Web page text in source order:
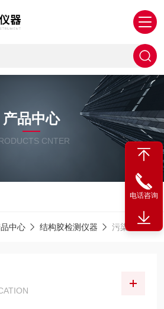
产品中心
CNTER
中心 结构胶检测仪器 污染性黄铜环
电话咨询